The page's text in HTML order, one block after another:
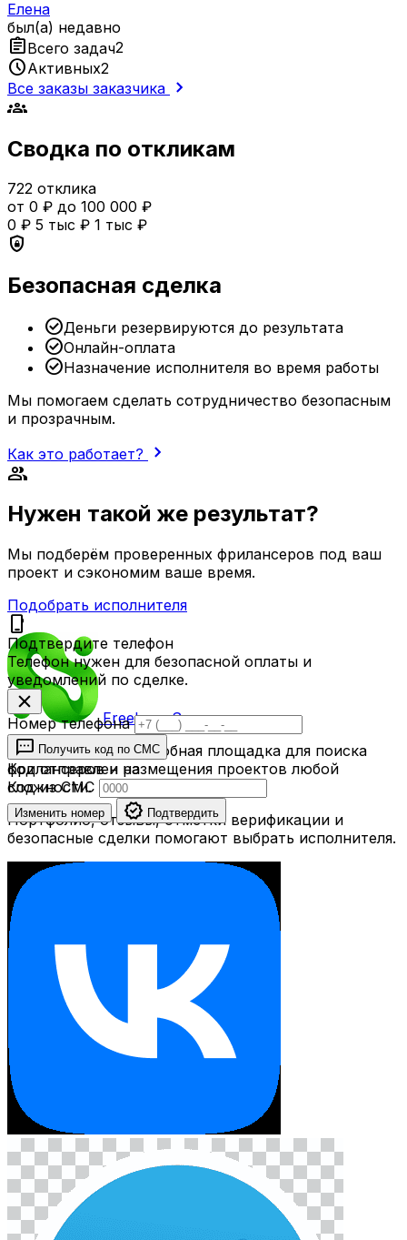
Елена
был(а) недавно
assignmentВсего задач2
scheduleАктивных2
Все заказы заказчика chevron_right
groups
Сводка по откликам
722 отклика
от 0 ₽ до 100 000 ₽
0 ₽ 5 тыс ₽ 1 тыс ₽
shield_lock
Безопасная сделка
check_circleДеньги резервируются до результата
check_circleОнлайн-оплата
check_circleНазначение исполнителя во время работы
Мы помогаем сделать сотрудничество безопасным
и прозрачным.
Как это работает?
chevron_right
group
Нужен такой же результат?
Мы подберём проверенных фрилансеров под ваш
проект и сэкономим ваше время.
Подобрать исполнителя
phone_iphone
Подтвердите телефон
Телефон нужен для безопасной оплаты и
уведомлений по сделке.
close
Номер телефона
sms Получить код по СМС
Код отправлен на
Код из СМС
Изменить номер verified Подтвердить
FreelanceSpace
FreelanceSpace — удобная площадка для поиска
фрилансеров и размещения проектов любой
сложности.
Портфолио, отзывы, отметки верификации и
безопасные сделки помогают выбрать исполнителя.